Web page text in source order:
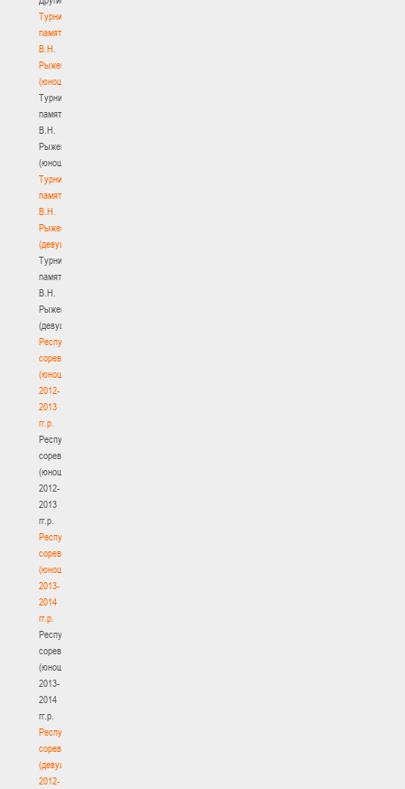
Турнир
памяти
В.Н.
Рыженкова
(юноши)
Турнир
памяти
В.Н.
Рыженкова
(юноши)
Турнир
памяти
В.Н.
Рыженкова
(девушки)
Турнир
памяти
В.Н.
Рыженкова
(девушки)
Республиканские
соревнования
(юноши)
2012-
2013
гг.р.
Республиканские
соревнования
(юноши)
2012-
2013
гг.р.
Республиканские
соревнования
(юноши)
2013-
2014
гг.р.
Республиканские
соревнования
(юноши)
2013-
2014
гг.р.
Республиканские
соревнования
(девушки)
2012-